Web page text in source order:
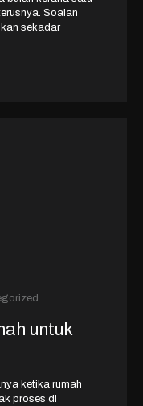
Soalan
sekadar
untuk
ketika rumah
proses di